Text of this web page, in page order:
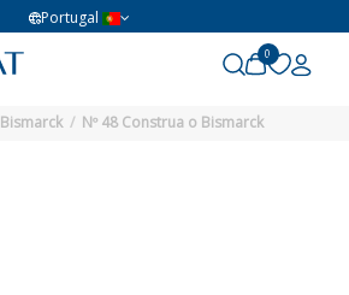
Portugal
0
Bismarck Nº 48 Construa o Bismarck